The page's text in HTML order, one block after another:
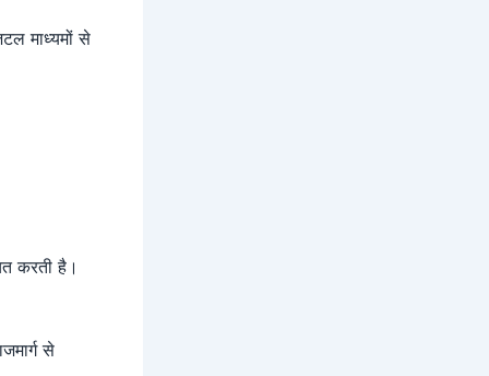
माध्यमों से
करती है।
से